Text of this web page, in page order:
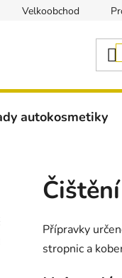
Velkoobchod
autokosmetiky
Přípravky
stropnic a